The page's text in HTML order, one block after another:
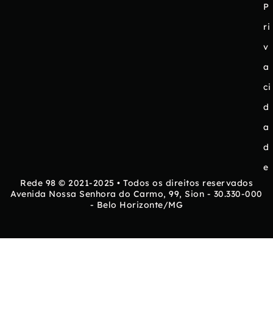
P
ri
v
a
ci
d
a
d
e
Rede 98 © 2021-2025 • Todos os direitos reservados
Avenida Nossa Senhora do Carmo, 99, Sion - 30.330-000
- Belo Horizonte/MG